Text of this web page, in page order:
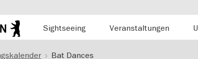
Sightseeing
Veranstaltungen
Bat Dances